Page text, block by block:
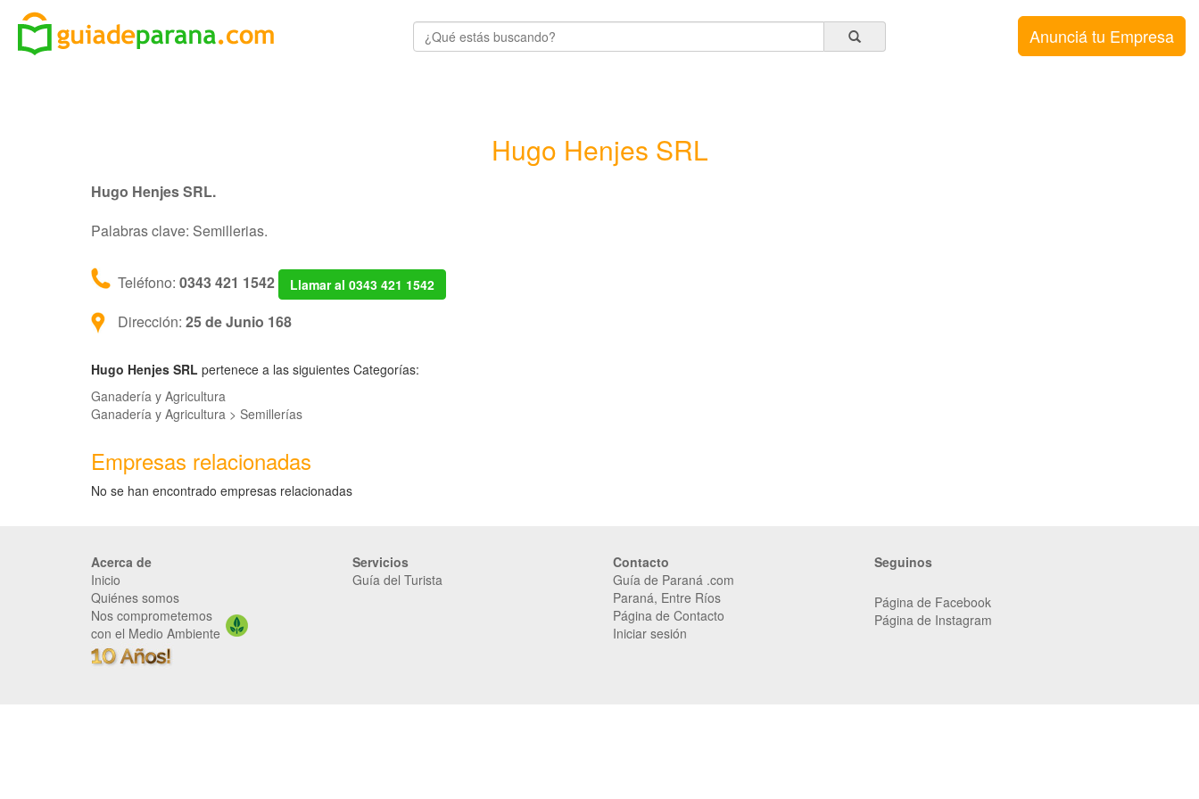
Anunciá tu Empresa
Hugo Henjes SRL
Hugo Henjes SRL.
Palabras clave: Semillerias.
Teléfono: 0343 421 1542 Llamar al 0343 421 1542
Dirección: 25 de Junio 168
Hugo Henjes SRL pertenece a las siguientes Categorías:
Ganadería y Agricultura
Ganadería y Agricultura > Semillerías
Empresas relacionadas
No se han encontrado empresas relacionadas
Acerca de
Inicio
Quiénes somos
Nos comprometemos
con el Medio Ambiente
Servicios
Guía del Turista
Contacto
Guía de Paraná .com
Paraná, Entre Ríos
Página de Contacto
Iniciar sesión
Seguinos
Página de Facebook
Página de Instagram